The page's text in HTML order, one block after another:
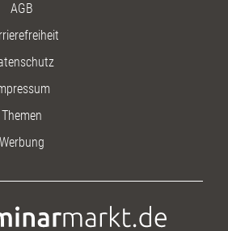
AGB
Themen
Werbung